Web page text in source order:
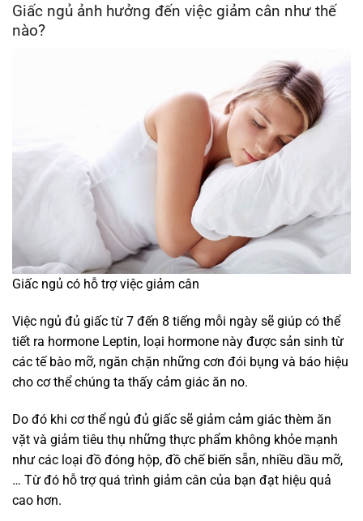
Giấc ngủ ảnh hưởng đến việc giảm cân như thế
nào?
Giấc ngủ có hỗ trợ việc giảm cân
Việc ngủ đủ giấc từ 7 đến 8 tiếng mỗi ngày sẽ giúp có thể
tiết ra hormone Leptin, loại hormone này được sản sinh từ
các tế bào mỡ, ngăn chặn những cơn đói bụng và báo hiệu
cho cơ thể chúng ta thấy cảm giác ăn no.
Do đó khi cơ thể ngủ đủ giấc sẽ giảm cảm giác thèm ăn
vặt và giảm tiêu thụ những thực phẩm không khỏe mạnh
như các loại đồ đóng hộp, đồ chế biến sẵn, nhiều dầu mỡ,
… Từ đó hỗ trợ quá trình giảm cân của bạn đạt hiệu quả
cao hơn.